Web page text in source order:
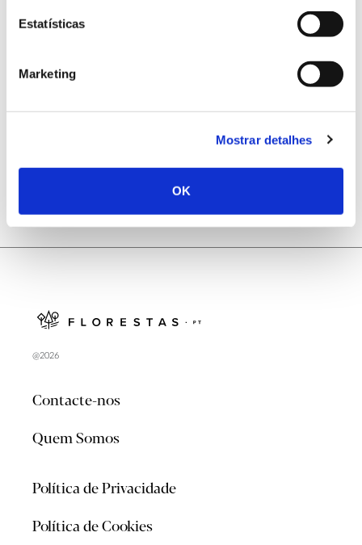
Estatísticas
Marketing
Mostrar detalhes
OK
no verão 2026
@2026
Contacte-nos
Quem Somos
Política de Privacidade
Política de Cookies